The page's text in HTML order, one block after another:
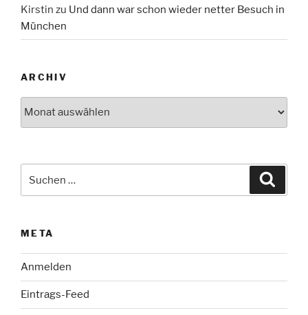
Kirstin zu Und dann war schon wieder netter Besuch in
München
ARCHIV
nach:
META
Anmelden
Eintrags-Feed